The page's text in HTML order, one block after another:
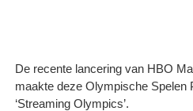
De recente lancering van HBO
maakte deze Olympische Spelen
‘Streaming Olympics’.